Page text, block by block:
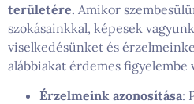
területére. Amikor
szokásainkkal, képesek
viselkedésünket és
alábbiakat érdemes figyelembe
Érzelmeink azonosítása: